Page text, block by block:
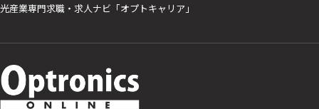
光産業専門求職・求人ナビ「オプトキャリア」